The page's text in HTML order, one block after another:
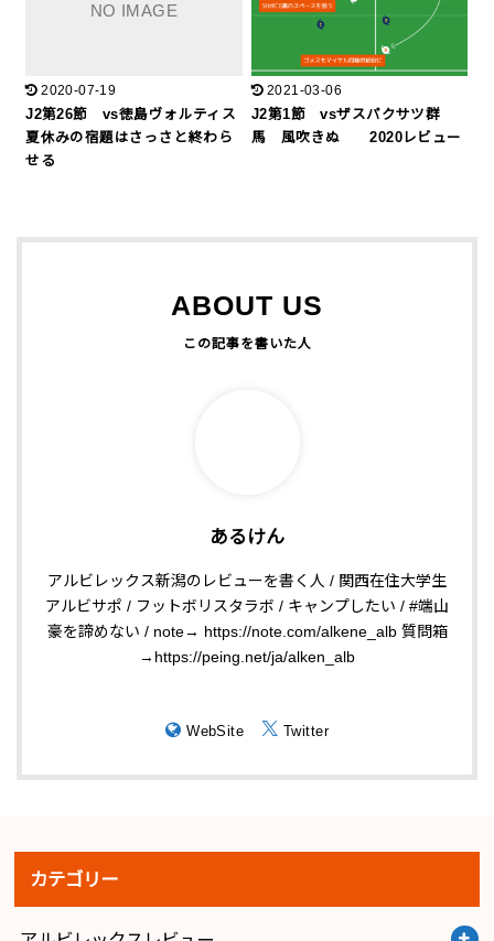
2020-07-19
J2第26節 vs徳島ヴォルティス
夏休みの宿題はさっさと終わら
せる
2021-03-06
J2第1節 vsザスパクサツ群
馬 風吹きぬ 2020レビュー
ABOUT US
あるけん
アルビレックス新潟のレビューを書く人 / 関西在住大学生
アルビサポ / フットボリスタラボ / キャンプしたい / #端山
豪を諦めない / note→ https://note.com/alkene_alb 質問箱
→https://peing.net/ja/alken_alb
WebSite Twitter
カテゴリー